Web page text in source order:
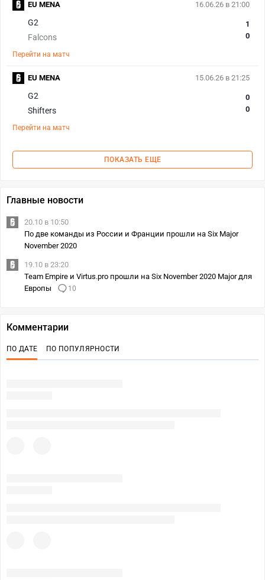
16.06.26 в 21:00
G2
Falcons
1
0
Перейти на матч
EU MENA
15.06.26 в 21:25
G2
Shifters
0
0
Перейти на матч
EU MENA
ПОКАЗАТЬ ЕЩЕ
Главные новости
20.10 в 10:50
По две команды из России и Франции прошли на Six Major
November 2020
19.10 в 23:20
Team Empire и Virtus.pro прошли на Six November 2020 Major для
Европы
10
Комментарии
ПО ДАТЕ ПО ПОПУЛЯРНОСТИ